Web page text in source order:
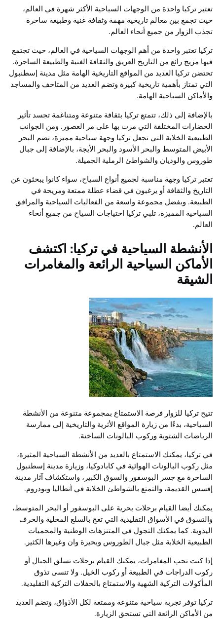
تعتبر تركيا واحدة من الوجهات السياحية الأكثر شهرة في العالم،
حيث تجمع بين معالم تاريخية مهمة وثقافة غنية وطبيعة ساحرة
تجذب الزوار من جميع أنحاء العالم.
تركيا تعتبر واحدة من أهم الوجهات السياحية في العالم، حيث تجتمع
فيها مزيج رائع من التاريخ العريق والثقافة الغنية والطبيعة الساحرة.
تحتضن تركيا العديد من المواقع التاريخية الهامة مثل مدينة إسطنبول
التي تمتاز بأهمية تاريخية كبيرة وتضم العديد من المتاحف والمساجد
والأماكن السياحية الهامة.
بالإضافة إلى ذلك، تتمتع تركيا بثقافة متنوعة ومتناغمة تجسد تأثير
الحضارات المختلفة التي مرت بها على مر العصور. ومن الجوانب
الطبيعية الخلابة التي تجعل تركيا وجهة سياحية مميزة، تضم البحر
الأبيض المتوسط والبحر الأسود والبحر الأيجة، بالإضافة إلى جبال
طوروس والوديان والشواطئ الرملية الجميلة.
تعتبر تركيا وجهة مناسبة لجميع أنواع السياح، سواء كانوا يبحثون عن
التاريخ والثقافة أو يرغبون في قضاء عطلة ممتعة ومريحة في
الطبيعة. وبفضل مجموعة واسعة من الفعاليات السياحية والمرافق
السياحية المميزة، تلبي تركيا احتياجات السياح من جميع أنحاء
العالم.
الأنشطة السياحية في تركيا: اكتشف
الأماكن السياحية الرائعة والمغامرات
الشيقة
تتيح تركيا للزوار فرصة الاستمتاع بمجموعة متنوعة من الأنشطة
السياحية، بدءًا من زيارة المواقع الأثرية والتاريخية إلى ممارسة
الرياضات الشتوية وركوب البالونات الساخنة.
في تركيا، يمكنك الاستمتاع بالعديد من الأنشطة السياحية المثيرة،
مثل ركوب البالونات الهوائية في كابادوكيا، وزيارة مدينة إسطنبول
الساحرة مع جسر البوسفور والسوق الكبير، واستكشاف آثار مدينة
إفسس القديمة، والتمتع بالشواطئ الخلابة في أنطاليا وبودروم.
يمكنك أيضا القيام برحلات بحرية على البوسفور أو البحر المتوسط،
والتسوق في الأسواق التقليدية التي تعج بالسلع المحلية والحرف
اليدوية. كما يمكنك التجول في المتنزهات الوطنية والمحميات
الطبيعية الخلابة مثل جبال الطوروس وبحيرة وان وغيرها الكثير.
إذا كنت تحب المغامرات، يمكنك القيام برحلات تسلق الجبال أو
ركوب الدراجات في الطبيعة أو ركوب الخيل. ولا تنسى تذوق
المأكولات التركية الشهية والاستمتاع بالحفلات التركية التقليدية.
تركيا توفر تجربة سياحية متنوعة وممتعة لكل الأذواق، وتضم العديد
من الأماكن الرائعة التي تستحق الزيارة.